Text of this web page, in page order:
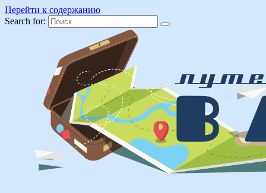
Перейти к содержанию
Search for: